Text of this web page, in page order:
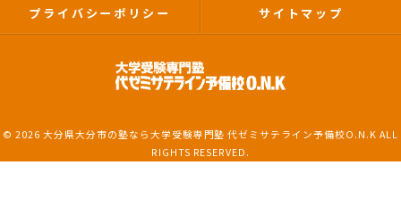
プライバシーポリシー サイトマップ
© 2026 大分県大分市の塾なら大学受験専門塾 代ゼミサテライン予備校O.N.K ALL
RIGHTS RESERVED.